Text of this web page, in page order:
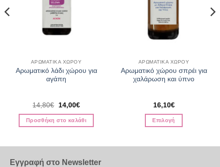
ΑΡΩΜΑΤΙΚΑ ΧΩΡΟΥ
Αρωματικό λάδι χώρου για
αγάπη
14,80€
Original
14,80€.
14,00€Η
τιμή
είναι:
Προσθήκη στο καλάθι
ΑΡΩΜΑΤΙΚΑ ΧΩΡΟΥ
Αρωματικό χώρου σπρέι για
χαλάρωση και ύπνο
16,10€
Επιλογή
Εγγραφή στο Newsletter